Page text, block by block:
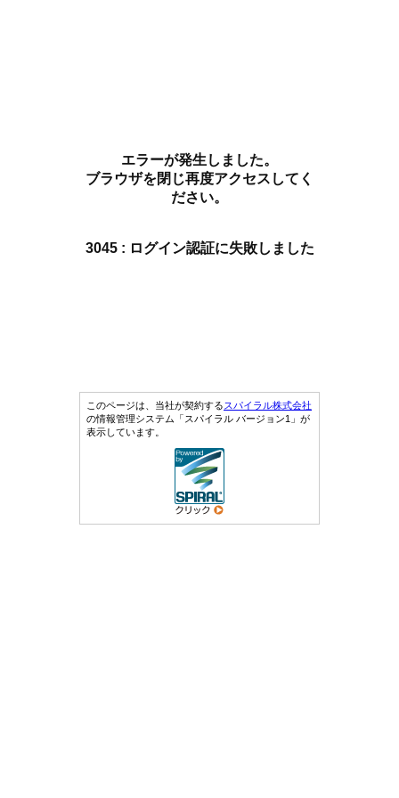
エラーが発生しました。
ブラウザを閉じ再度アクセスしてく
ださい。
3045 : ログイン認証に失敗しました
このページは、当社が契約するスパイラル株式会社
の情報管理システム「スパイラル バージョン1」が
表示しています。